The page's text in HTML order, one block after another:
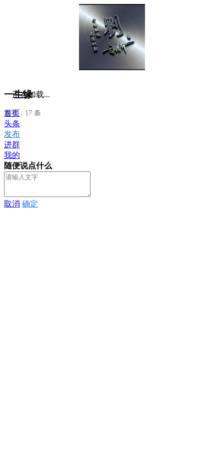
一生缘
发布：17 条
正在加载...
首页
头条
发布
进群
我的
随便说点什么
取消 确定